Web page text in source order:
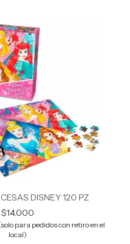
DISNEY 120 PZ
$14.000
para pedidos con retiro en el
local)